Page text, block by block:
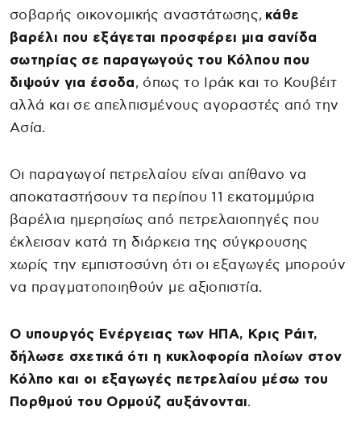
σοβαρής οικονομικής αναστάτωσης, κάθε
βαρέλι που εξάγεται προσφέρει μια σανίδα
σωτηρίας σε παραγωγούς του Κόλπου που
διψούν για έσοδα, όπως το Ιράκ και το Κουβέιτ
αλλά και σε απελπισμένους αγοραστές από την
Ασία.
Οι παραγωγοί πετρελαίου είναι απίθανο να
αποκαταστήσουν τα περίπου 11 εκατομμύρια
βαρέλια ημερησίως από πετρελαιοπηγές που
έκλεισαν κατά τη διάρκεια της σύγκρουσης
χωρίς την εμπιστοσύνη ότι οι εξαγωγές μπορούν
να πραγματοποιηθούν με αξιοπιστία.
Ο υπουργός Ενέργειας των ΗΠΑ, Κρις Ράιτ,
δήλωσε σχετικά ότι η κυκλοφορία πλοίων στον
Κόλπο και οι εξαγωγές πετρελαίου μέσω του
Πορθμού του Ορμούζ αυξάνονται.